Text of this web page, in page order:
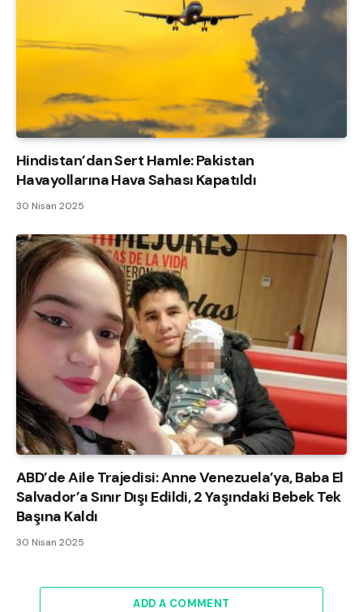
Hindistan’dan Sert Hamle: Pakistan
Havayollarına Hava Sahası Kapatıldı
30 Nisan 2025
ABD’de Aile Trajedisi: Anne Venezuela’ya, Baba El
Salvador’a Sınır Dışı Edildi, 2 Yaşındaki Bebek Tek
Başına Kaldı
30 Nisan 2025
ADD A COMMENT